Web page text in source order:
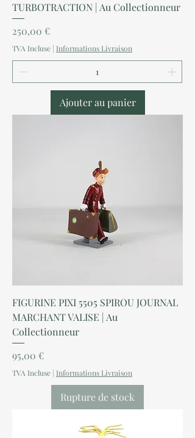
TURBOTRACTION | Au Collectionneur
Prix
250,00 €
TVA Incluse | Informations Livraison
Ajouter au panier
FIGURINE PIXI 5505 SPIROU JOURNAL
MARCHANT VALISE | Au
Collectionneur
Prix
95,00 €
TVA Incluse | Informations Livraison
Rupture de stock